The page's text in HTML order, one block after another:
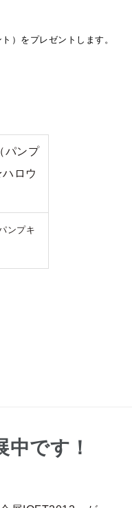
）をプレゼントします。
パンプ
ロウ
ンプキ
です！